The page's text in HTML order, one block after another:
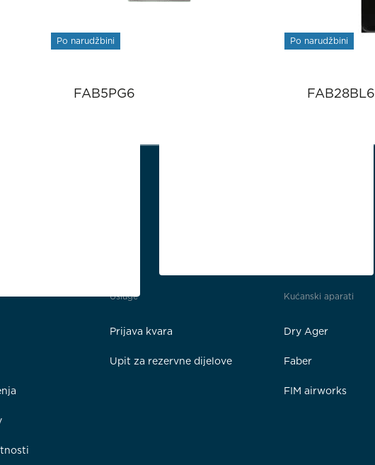
Po narudžbini
FAB5PG6
Po narudžbini
FAB28BL6
Usluge
Prijava kvara
Upit za rezervne dijelove
Kućanski aparati
Dry Ager
Faber
FIM airworks